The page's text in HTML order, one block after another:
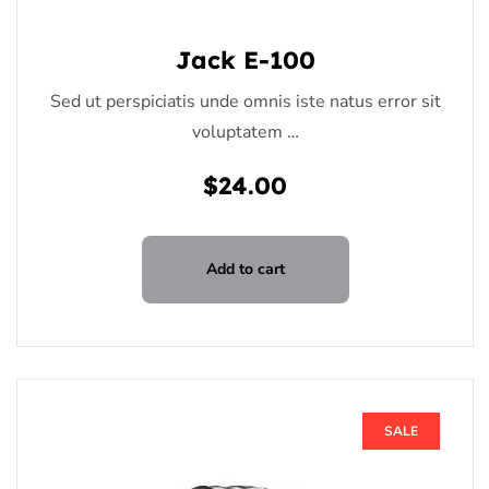
Jack E-100
Sed ut perspiciatis unde omnis iste natus error sit
voluptatem …
$24.00
Add to cart
SALE